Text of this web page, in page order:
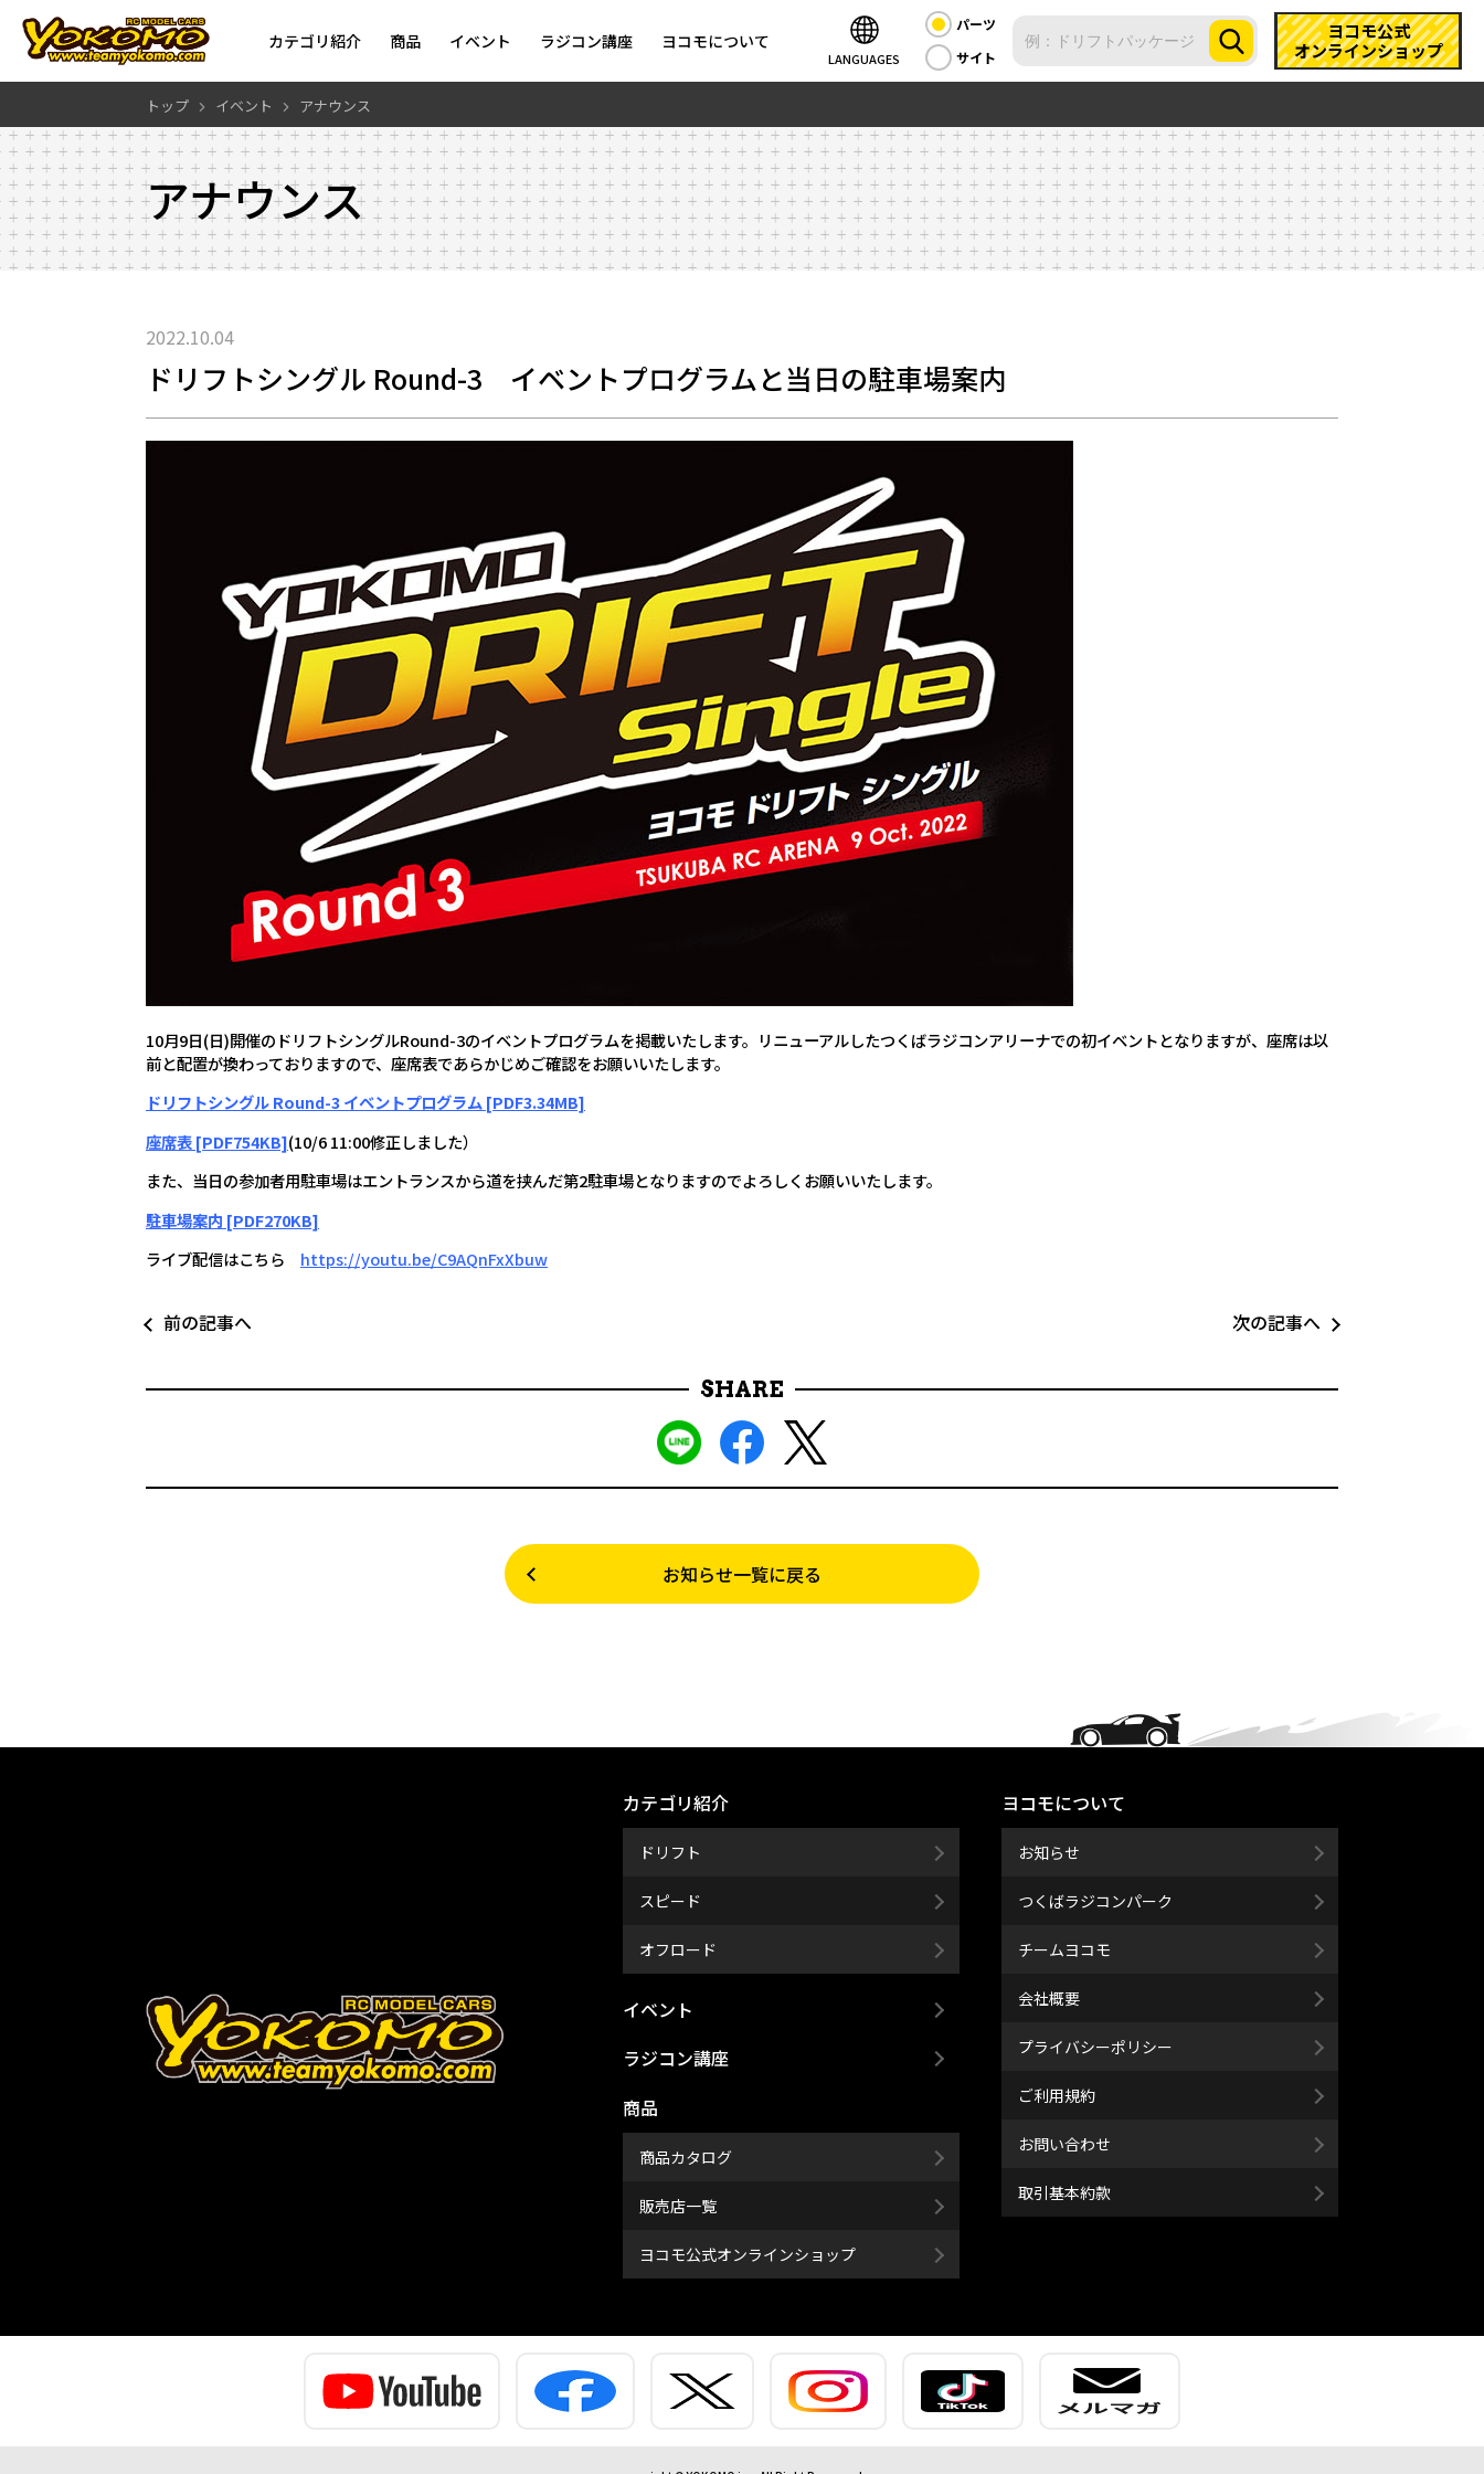
カテゴリ紹介 商品 イベント ラジコン講座 ヨコモについて
LANGUAGES
パーツ
サイト
ヨコモ公式
オンラインショップ
トップ イベント アナウンス
アナウンス
2022.10.04
ドリフトシングル Round-3 イベントプログラムと当日の駐車場案内
10月9日(日)開催のドリフトシングルRound-3のイベントプログラムを掲載いたします。リニューアルしたつくばラジコンアリーナでの初イベントとなりますが、座席は以
前と配置が換わっておりますので、座席表であらかじめご確認をお願いいたします。
ドリフトシングル Round-3 イベントプログラム [PDF3.34MB]
座席表 [PDF754KB](10/6 11:00修正しました）
また、当日の参加者用駐車場はエントランスから道を挟んだ第2駐車場となりますのでよろしくお願いいたします。
駐車場案内 [PDF270KB]
ライブ配信はこちら https://youtu.be/C9AQnFxXbuw
前の記事へ 次の記事へ
SHARE
お知らせ一覧に戻る
カテゴリ紹介
ドリフト
スピード
オフロード
イベント
ラジコン講座
商品
商品カタログ
販売店一覧
ヨコモ公式オンラインショップ
ヨコモについて
お知らせ
つくばラジコンパーク
チームヨコモ
会社概要
プライバシーポリシー
ご利用規約
お問い合わせ
取引基本約款